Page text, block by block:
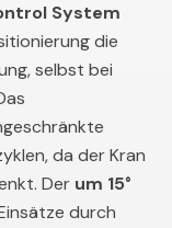
System
die
selbst bei
da der Kran
Der um 15°
durch